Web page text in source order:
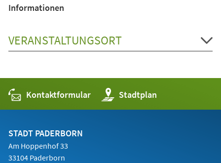
Informationen
VERANSTALTUNGSORT
Kontaktformular Stadtplan
(Öffnet
in
einem
STADT PADERBORN
Am Hoppenhof 33
33104 Paderborn